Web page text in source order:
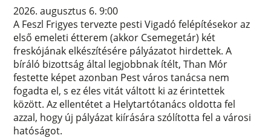
2026. augusztus 6. 9:00
A Feszl Frigyes tervezte pesti Vigadó felépítésekor az
első emeleti étterem (akkor Csemegetár) két
freskójának elkészítésére pályázatot hirdettek. A
bíráló bizottság által legjobbnak ítélt, Than Mór
festette képet azonban Pest város tanácsa nem
fogadta el, s ez éles vitát váltott ki az érintettek
között. Az ellentétet a Helytartótanács oldotta fel
azzal, hogy új pályázat kiírására szólította fel a városi
hatóságot.